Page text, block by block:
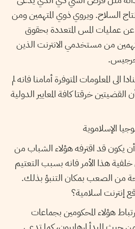
السلاح. ويروي ذوي المتهمين ومن
عمليات المس المتعددة بحقوق
من مستخدمي الانترنت الذين
الى المعلومات المتوفرة أمامنا فانه لم
خرقتا كافة المعايير الدولية
الإسلاموية
يكون قد اقترفه هؤلاء الشباب من
هذا الأمر فانه بسبب التعتيم
من الصعب بمكان التنبؤ بذلك.
إنترنت اسلامية؟
هؤلاء المحكومين بجماعات